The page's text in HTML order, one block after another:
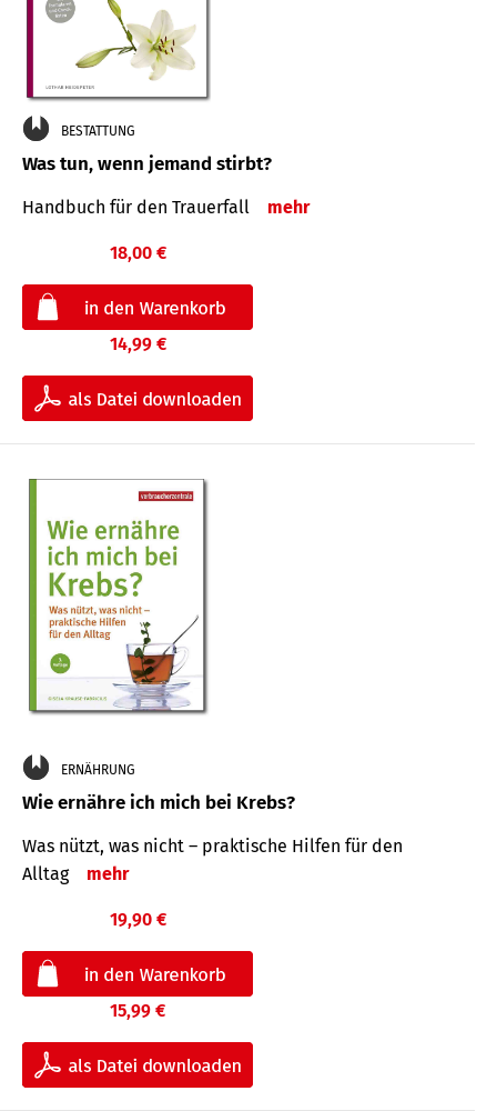
BESTATTUNG
Was tun, wenn jemand stirbt?
Handbuch für den Trauerfall mehr
18,00 €
14,99 €
ERNÄHRUNG
Wie ernähre ich mich bei Krebs?
Was nützt, was nicht – praktische Hilfen für den
Alltag
mehr
19,90 €
15,99 €